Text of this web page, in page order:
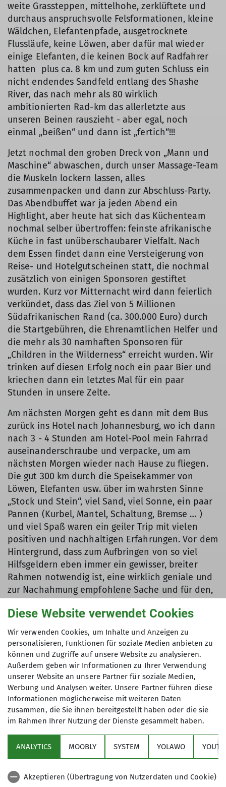
weite Grassteppen, mittelhohe, zerklüftete und
durchaus anspruchsvolle Felsformationen, kleine
Wäldchen, Elefantenpfade, ausgetrocknete
Flussläufe, keine Löwen, aber dafür mal wieder
einige Elefanten, die keinen Bock auf Radfahrer
hatten ­ plus ca. 8 km und zum guten Schluss ein
nicht endendes Sandfeld entlang des Shashe
River, das nach mehr als 80 wirklich
ambitionierten Rad-km das allerletzte aus
unseren Beinen rauszieht - aber egal, noch
einmal „beißen“ und dann ist „fertich“!!!
Jetzt nochmal den groben Dreck von „Mann und
Maschine“ abwaschen, durch unser Massage-Team
die Muskeln lockern lassen, alles
zusammenpacken und dann zur Abschluss-Party.
Das Abendbuffet war ja jeden Abend ein
Highlight, aber heute hat sich das Küchenteam
nochmal selber übertroffen: feinste afrikanische
Küche in fast unüberschaubarer Vielfalt. Nach
dem Essen findet dann eine Versteigerung von
Reise- und Hotelgutscheinen statt, die nochmal
zusätzlich von einigen Sponsoren gestiftet
wurden. Kurz vor Mitternacht wird dann feierlich
verkündet, dass das Ziel von 5 Millionen
Südafrikanischen Rand (ca. 300.000 Euro) durch
die Startgebühren, die Ehrenamtlichen Helfer und
die mehr als 30 namhaften Sponsoren für
„Children in the Wilderness“ erreicht wurden. Wir
trinken auf diesen Erfolg noch ein paar Bier und
kriechen dann ein letztes Mal für ein paar
Stunden in unsere Zelte.
Am nächsten Morgen geht es dann mit dem Bus
zurück ins Hotel nach Johannesburg, wo ich dann
nach 3 - 4 Stunden am Hotel-Pool mein Fahrrad
auseinanderschraube und verpacke, um am
nächsten Morgen wieder nach Hause zu fliegen.
Die gut 300 km durch die Speisekammer von
Löwen, Elefanten usw. über im wahrsten Sinne
„Stock und Stein“, viel Sand, viel Sonne, ein paar
Pannen (Kurbel, Mantel, Schaltung, Bremse … )
und viel Spaß waren ein geiler Trip mit vielen
positiven und nachhaltigen Erfahrungen. Vor dem
Hintergrund, dass zum Aufbringen von so viel
Hilfsgeldern eben immer ein gewisser, breiter
Rahmen notwendig ist, eine wirklich geniale und
zur Nachahmung empfohlene Sache und für den,
eine beherrschbare Herausforderung an das
notwendige Können und die Kondition.
Kette rechts
Oliver
Sektion
Service
Diese Website verwendet Cookies
Wir verwenden Cookies, um Inhalte und Anzeigen zu
personalisieren, Funktionen für soziale Medien anbieten zu
können und Zugriffe auf unsere Website zu analysieren.
Außerdem geben wir Informationen zu Ihrer Verwendung
unserer Website an unsere Partner für soziale Medien,
Werbung und Analysen weiter. Unsere Partner führen diese
Informationen möglicherweise mit weiteren Daten
zusammen, die Sie ihnen bereitgestellt haben oder die sie
im Rahmen Ihrer Nutzung der Dienste gesammelt haben.
ANALYTICS MOOBLY SYSTEM YOLAWO
Akzeptieren (Übertragung von Nutzerdaten und Cookie)